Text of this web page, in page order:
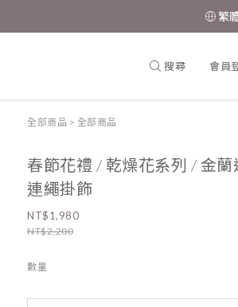
繁
搜尋 會員
全部商品 > 全部商品
春節花禮 / 乾燥花系列 / 金蘭
連繩掛飾
NT$1,980
NT$2,200
數量